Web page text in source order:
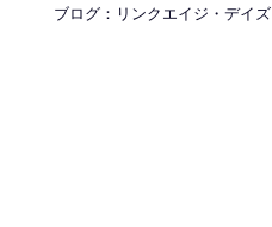
ブログ：リンクエイジ・デイズ